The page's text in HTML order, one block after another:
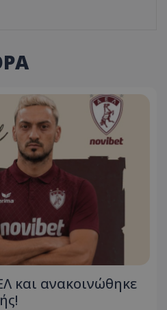
και ανακοινώθηκε